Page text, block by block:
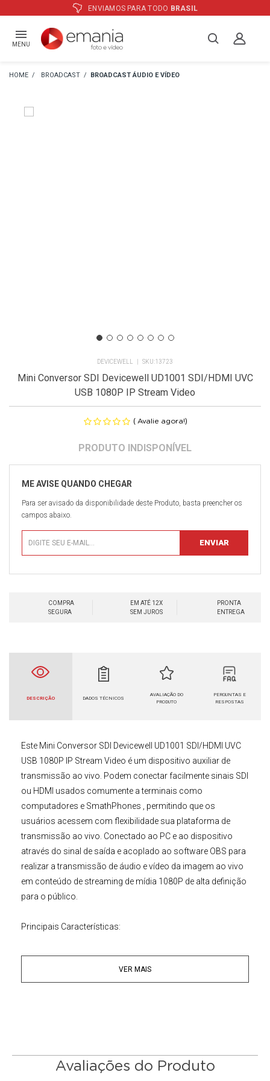
ATÉ12X E PREÇO ESPECIALNO BOLETO
MENU
BROADCAST BROADCAST ÁUDIO E VÍDEO
DEVICEWELL 13723
Mini Conversor SDI Devicewell UD1001 SDI/HDMI UVC
USB 1080P IP Stream Video
( Avalie agora!)
Para ser avisado da disponibilidade deste Produto, basta preencher os
campos abaixo.
COMPRA
SEGURA
EM ATÉ 12X
SEM JUROS
PRONTA
ENTREGA
DESCRIÇÃO DADOS TÉCNICOS
AVALIAÇÃO DO
PRODUTO
PERGUNTAS E
RESPOSTAS
Este Mini Conversor SDI Devicewell UD1001 SDI/HDMI UVC
USB 1080P IP Stream Video é um dispositivo auxiliar de
transmissão ao vivo. Podem conectar facilmente sinais SDI
ou HDMI usados comumente a terminais como
computadores e SmathPhones , permitindo que os
usuários acessem com flexibilidade sua plataforma de
transmissão ao vivo. Conectado ao PC e ao dispositivo
através do sinal de saída e acoplado ao software OBS para
realizar a transmissão de áudio e vídeo da imagem ao vivo
em conteúdo de streaming de mídia 1080P de alta definição
para o público.
Principais Características:
• Suporte para saída de protocolo UVC
• Suporte para saída de streaming de rede
• Compatível com Windows, Android e outros sistemas
VER MAIS
Avaliações do Produto